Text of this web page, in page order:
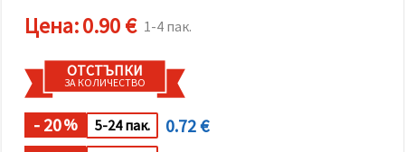
като
натиснеш
всички!"
или да
посочиш
"Настройки",
Цена:0.90 € 1-4 пак.
ОТСТЪПКИ
ЗА КОЛИЧЕСТВО
- 20% 5-24 пак.
0.72 €